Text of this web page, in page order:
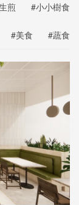
煎 #小小樹食
#美食 #蔬食